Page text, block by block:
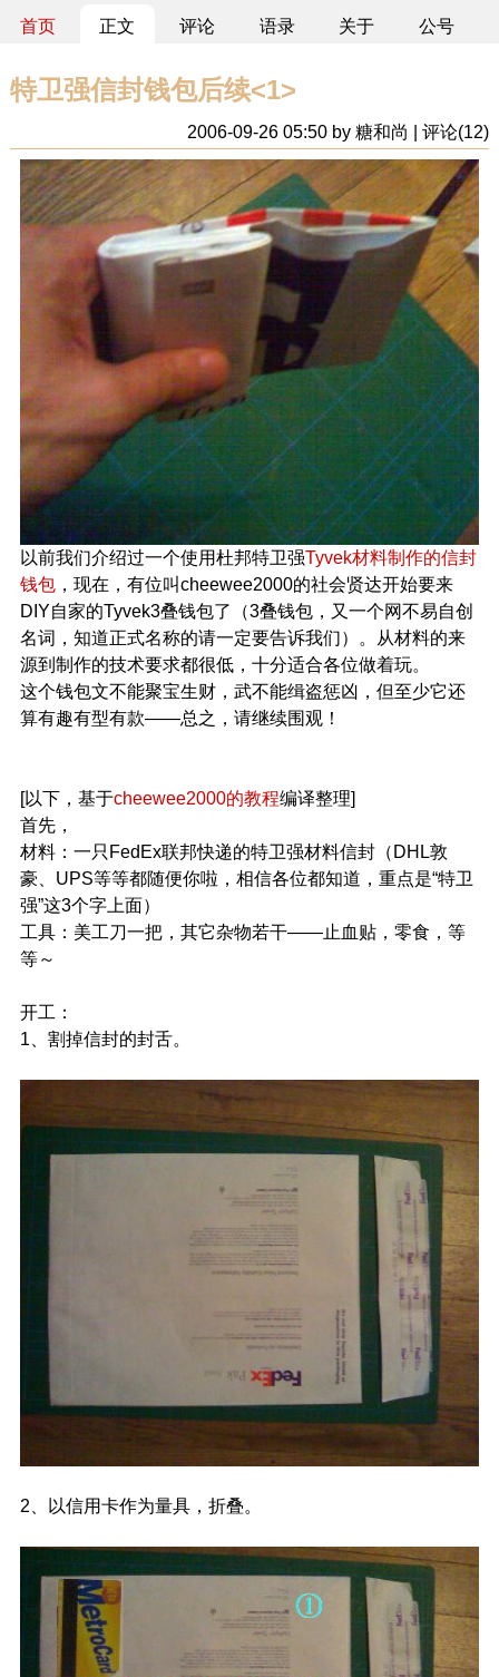
首页 正文 评论 语录 关于 公号
特卫强信封钱包后续<1>
2006-09-26 05:50 by 糖和尚 | 评论(12)
以前我们介绍过一个使用杜邦特卫强Tyvek材料制作的信封
钱包，现在，有位叫cheewee2000的社会贤达开始要来
DIY自家的Tyvek3叠钱包了（3叠钱包，又一个网不易自创
名词，知道正式名称的请一定要告诉我们）。从材料的来
源到制作的技术要求都很低，十分适合各位做着玩。
这个钱包文不能聚宝生财，武不能缉盗惩凶，但至少它还
算有趣有型有款——总之，请继续围观！
[以下，基于cheewee2000的教程编译整理]
首先，
材料：一只FedEx联邦快递的特卫强材料信封（DHL敦
豪、UPS等等都随便你啦，相信各位都知道，重点是“特卫
强”这3个字上面）
工具：美工刀一把，其它杂物若干——止血贴，零食，等
等～
开工：
1、割掉信封的封舌。
2、以信用卡作为量具，折叠。